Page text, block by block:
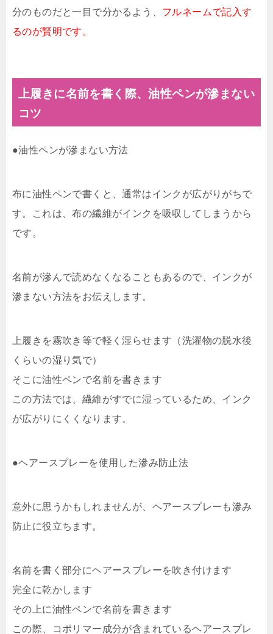
分のものだと一目で分かるよう、 フルネームで記入す
るのが賢明です。
上履きに名前を書く際、油性ペンが滲まない
コツ
●油性ペンが滲まない方法
布に油性ペンで書くと、通常はインクが広がりがちで
す。これは、布の繊維がインクを吸収してしまうから
です。
名前が滲んで読めなくなることもあるので、インクが
滲まない方法をお伝えします。
上履きを霧吹き等で軽く湿らせます（洗濯物の脱水後
くらいの湿り気で）
そこに油性ペンで名前を書きます
この方法では、繊維がすでに湿っているため、インク
が広がりにくくなります。
●ヘアースプレーを使用した滲み防止法
意外に思うかもしれませんが、ヘアースプレーも滲み
防止に役立ちます。
名前を書く部分にヘアースプレーを吹き付けます
完全に乾かします
その上に油性ペンで名前を書きます
この際、コポリマー成分が含まれているヘアースプレ